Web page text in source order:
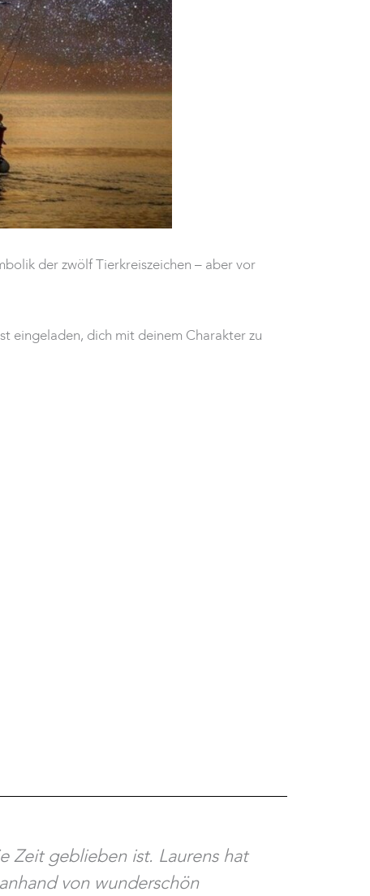
der zwölf Tierkreiszeichen – aber vor
eingeladen, dich mit deinem Charakter zu
Zeit geblieben ist. Laurens hat
von wunderschön